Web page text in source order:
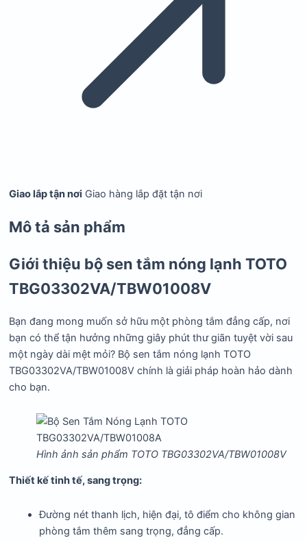
Giao lắp tận nơi Giao hàng lắp đặt tận nơi
Mô tả sản phẩm
Giới thiệu bộ sen tắm nóng lạnh TOTO
TBG03302VA/TBW01008V
Bạn đang mong muốn sở hữu một phòng tắm đẳng cấp, nơi
bạn có thể tận hưởng những giây phút thư giãn tuyệt vời sau
một ngày dài mệt mỏi? Bộ sen tắm nóng lạnh TOTO
TBG03302VA/TBW01008V chính là giải pháp hoàn hảo dành
cho bạn.
Hình ảnh sản phẩm TOTO TBG03302VA/TBW01008V
Thiết kế tinh tế, sang trọng:
Đường nét thanh lịch, hiện đại, tô điểm cho không gian
phòng tắm thêm sang trọng, đẳng cấp.